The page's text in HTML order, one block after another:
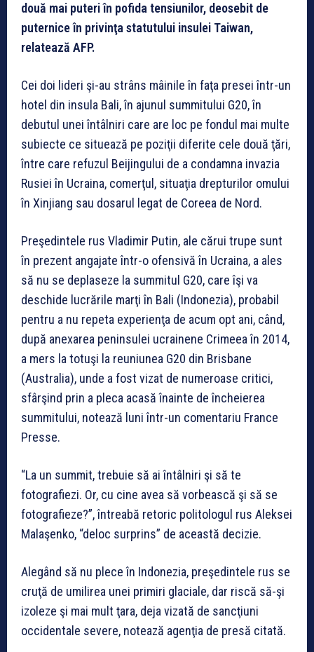
două mai puteri în pofida tensiunilor, deosebit de
puternice în privinţa statutului insulei Taiwan,
relatează AFP.
Cei doi lideri şi-au strâns mâinile în faţa presei într-un
hotel din insula Bali, în ajunul summitului G20, în
debutul unei întâlniri care are loc pe fondul mai multe
subiecte ce situează pe poziţii diferite cele două ţări,
între care refuzul Beijingului de a condamna invazia
Rusiei în Ucraina, comerţul, situaţia drepturilor omului
în Xinjiang sau dosarul legat de Coreea de Nord.
Preşedintele rus Vladimir Putin, ale cărui trupe sunt
în prezent angajate într-o ofensivă în Ucraina, a ales
să nu se deplaseze la summitul G20, care îşi va
deschide lucrările marţi în Bali (Indonezia), probabil
pentru a nu repeta experienţa de acum opt ani, când,
după anexarea peninsulei ucrainene Crimeea în 2014,
a mers la totuşi la reuniunea G20 din Brisbane
(Australia), unde a fost vizat de numeroase critici,
sfârşind prin a pleca acasă înainte de încheierea
summitului, notează luni într-un comentariu France
Presse.
“La un summit, trebuie să ai întâlniri şi să te
fotografiezi. Or, cu cine avea să vorbească şi să se
fotografieze?”, întreabă retoric politologul rus Aleksei
Malaşenko, “deloc surprins” de această decizie.
Alegând să nu plece în Indonezia, preşedintele rus se
cruţă de umilirea unei primiri glaciale, dar riscă să-şi
izoleze şi mai mult ţara, deja vizată de sancţiuni
occidentale severe, notează agenţia de presă citată.